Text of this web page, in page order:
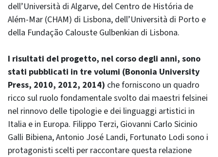
dell’Università di Algarve, del Centro de História de
Além-Mar (CHAM) di Lisbona, dell’Università di Porto e
della Fundação Calouste Gulbenkian di Lisbona.
I risultati del progetto, nel corso degli anni, sono
stati pubblicati in tre volumi (Bononia University
Press, 2010, 2012, 2014) che forniscono un quadro
ricco sul ruolo fondamentale svolto dai maestri felsinei
nel rinnovo delle tipologie e dei linguaggi artistici in
Italia e in Europa. Filippo Terzi, Giovanni Carlo Sicinio
Galli Bibiena, Antonio José Landi, Fortunato Lodi sono i
protagonisti scelti per raccontare questa relazione